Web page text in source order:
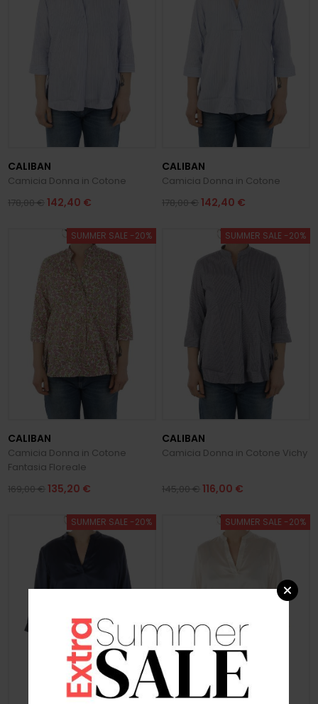
CALIBAN
Camicia Donna in Cotone
178,00 € 142,40 €
CALIBAN
Camicia Donna in Cotone
178,00 € 142,40 €
SUMMER SALE -20%
CALIBAN
Camicia Donna in Cotone
Fantasia Floreale
169,00 € 135,20 €
SUMMER SALE -20%
CALIBAN
Camicia Donna in Cotone Vichy
145,00 € 116,00 €
SUMMER SALE -20% SUMMER SALE -20%